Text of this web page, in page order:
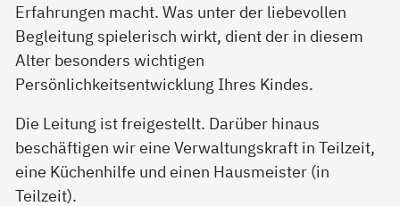
Erfahrungen macht. Was unter der liebevollen
Begleitung spielerisch wirkt, dient der in diesem
Alter besonders wichtigen
Persönlichkeitsentwicklung Ihres Kindes.
Die Leitung ist freigestellt. Darüber hinaus
beschäftigen wir eine Verwaltungskraft in Teilzeit,
eine Küchenhilfe und einen Hausmeister (in
Teilzeit).